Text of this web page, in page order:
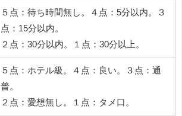
５点：待ち時間無し。４点：5分以内。３
点：15分以内。
２点：30分以内。１点：30分以上。
５点：ホテル級。４点：良い。３点：通
普。
２点：愛想無し。１点：タメ口。